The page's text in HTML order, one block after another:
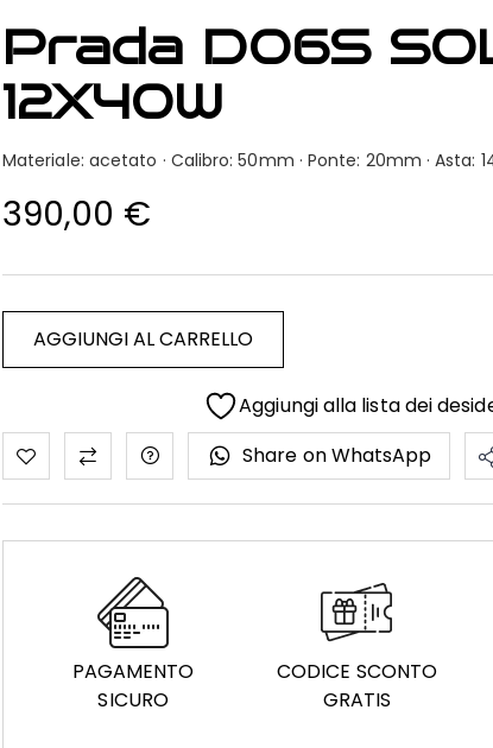
Prada D06S
12X40W
Materiale: acetato · Calibro: 50mm · Ponte: 20mm · Asta:
390,00 €
AGGIUNGI AL CARRELLO
Aggiungi alla lista dei
Share on WhatsApp
PAGAMENTO
SICURO
CODICE SCONTO
GRATIS